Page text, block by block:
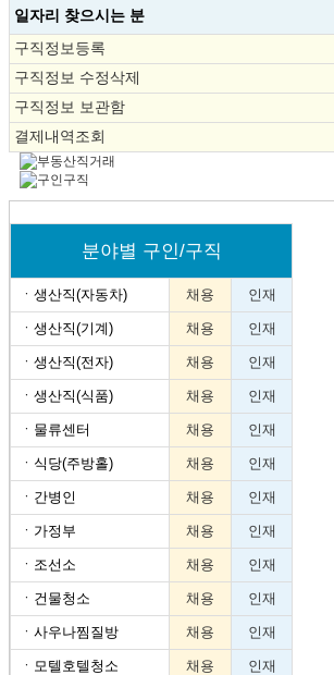
일자리 찾으시는 분
구직정보등록
구직정보 수정삭제
구직정보 보관함
결제내역조회
분야별 구인/구직
ㆍ 생산직(자동차) 채용 인재
ㆍ 생산직(기계) 채용 인재
ㆍ 생산직(전자) 채용 인재
ㆍ 생산직(식품) 채용 인재
ㆍ 물류센터 채용 인재
ㆍ 식당(주방홀) 채용 인재
ㆍ 간병인 채용 인재
ㆍ 가정부 채용 인재
ㆍ 조선소 채용 인재
ㆍ 건물청소 채용 인재
ㆍ 사우나찜질방 채용 인재
ㆍ 모텔호텔청소 채용 인재